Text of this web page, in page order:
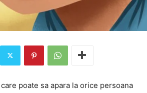
poate sa apara la orice persoana